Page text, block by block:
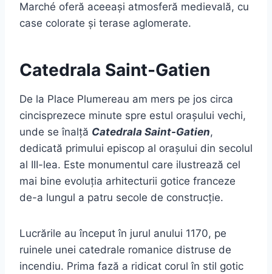
Marché oferă aceeași atmosferă medievală, cu
case colorate și terase aglomerate.
Catedrala Saint-Gatien
De la Place Plumereau am mers pe jos circa
cincisprezece minute spre estul orașului vechi,
unde se înalță Catedrala Saint-Gatien,
dedicată primului episcop al orașului din secolul
al III-lea. Este monumentul care ilustrează cel
mai bine evoluția arhitecturii gotice franceze
de-a lungul a patru secole de construcție.
Lucrările au început în jurul anului 1170, pe
ruinele unei catedrale romanice distruse de
incendiu. Prima fază a ridicat corul în stil gotic